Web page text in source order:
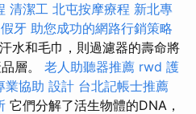
清潔工 北屯按摩療程 新北專
假牙 助您成功的網路行銷策略
水和毛巾，則過濾器的壽命將
層。 老人助聽器推薦 rwd 護
業協助 設計 台北記帳士推薦
它們分解了活生物體的DNA，